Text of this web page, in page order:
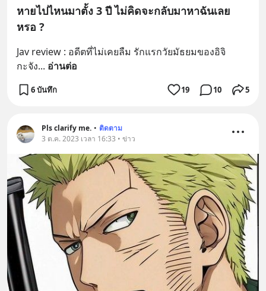
หายไปไหนมาตั้ง 3 ปี ไม่คิดจะกลับมาหาฉันเลย
หรอ ?
Jav review : อดีตที่ไม่เคยลืม รักแรกวัยมัธยมของอิจิ
กะจัง... อ่านต่อ
6 บันทึก 19 10 5
Pls clarify me. • ติดตาม
3 ต.ค. 2023 เวลา 16:33 • ข่าว